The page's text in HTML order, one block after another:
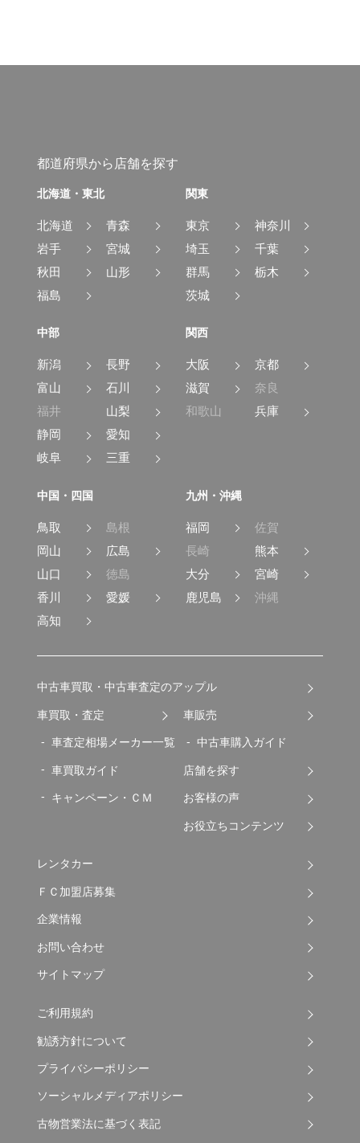
都道府県から店舗を探す
北海道・東北
北海道
青森
岩手
宮城
秋田
山形
福島
関東
東京
神奈川
埼玉
千葉
群馬
栃木
茨城
中部
新潟
長野
富山
石川
福井
山梨
静岡
愛知
岐阜
三重
関西
大阪
京都
滋賀
奈良
和歌山
兵庫
中国・四国
鳥取
島根
岡山
広島
山口
徳島
香川
愛媛
高知
九州・沖縄
福岡
佐賀
長崎
熊本
大分
宮崎
鹿児島
沖縄
中古車買取・中古車査定のアップル
車買取・査定
車査定相場メーカー一覧
車買取ガイド
キャンペーン・ＣＭ
車販売
中古車購入ガイド
店舗を探す
お客様の声
お役立ちコンテンツ
レンタカー
ＦＣ加盟店募集
企業情報
お問い合わせ
サイトマップ
ご利用規約
勧誘方針について
プライバシーポリシー
ソーシャルメディアポリシー
古物営業法に基づく表記